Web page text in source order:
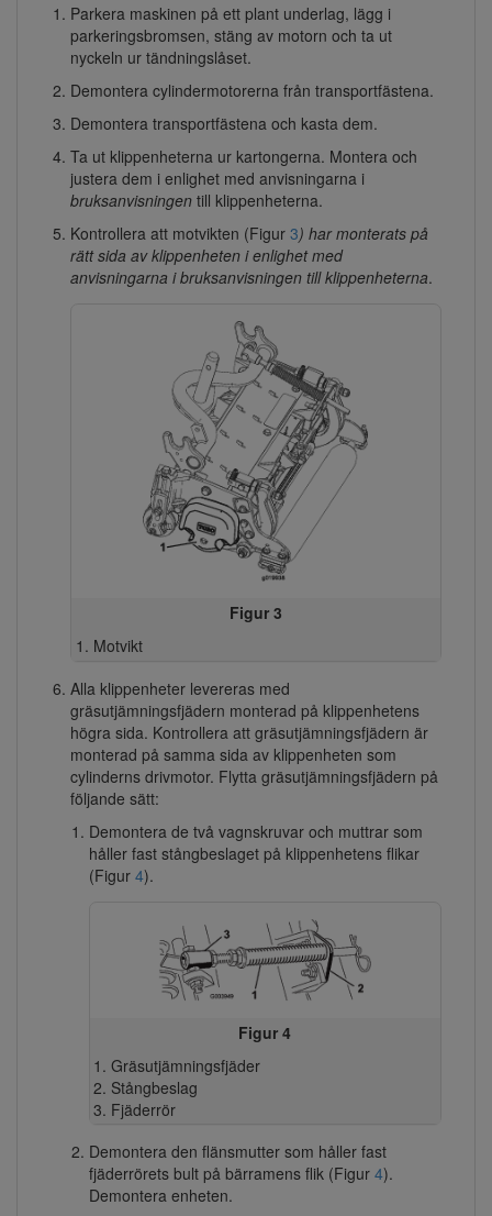
Parkera maskinen på ett plant underlag, lägg i
parkeringsbromsen, stäng av motorn och ta ut
nyckeln ur tändningslåset.
Demontera cylindermotorerna från transportfästena.
Demontera transportfästena och kasta dem.
Ta ut klippenheterna ur kartongerna. Montera och
justera dem i enlighet med anvisningarna i
bruksanvisningentill klippenheterna.
Kontrollera att motvikten (Figur 3) har monterats på
rätt sida av klippenheten i enlighet med
anvisningarna i bruksanvisningen till klippenheterna.
Figur 3
Motvikt
Alla klippenheter levereras med
gräsutjämningsfjädern monterad på klippenhetens
högra sida. Kontrollera att gräsutjämningsfjädern är
monterad på samma sida av klippenheten som
cylinderns drivmotor. Flytta gräsutjämningsfjädern på
följande sätt:
Demontera de två vagnskruvar och muttrar som
håller fast stångbeslaget på klippenhetens flikar
(Figur 4).
Figur 4
Gräsutjämningsfjäder
Stångbeslag
Fjäderrör
Demontera den flänsmutter som håller fast
fjäderrörets bult på bärramens flik (Figur 4).
Demontera enheten.